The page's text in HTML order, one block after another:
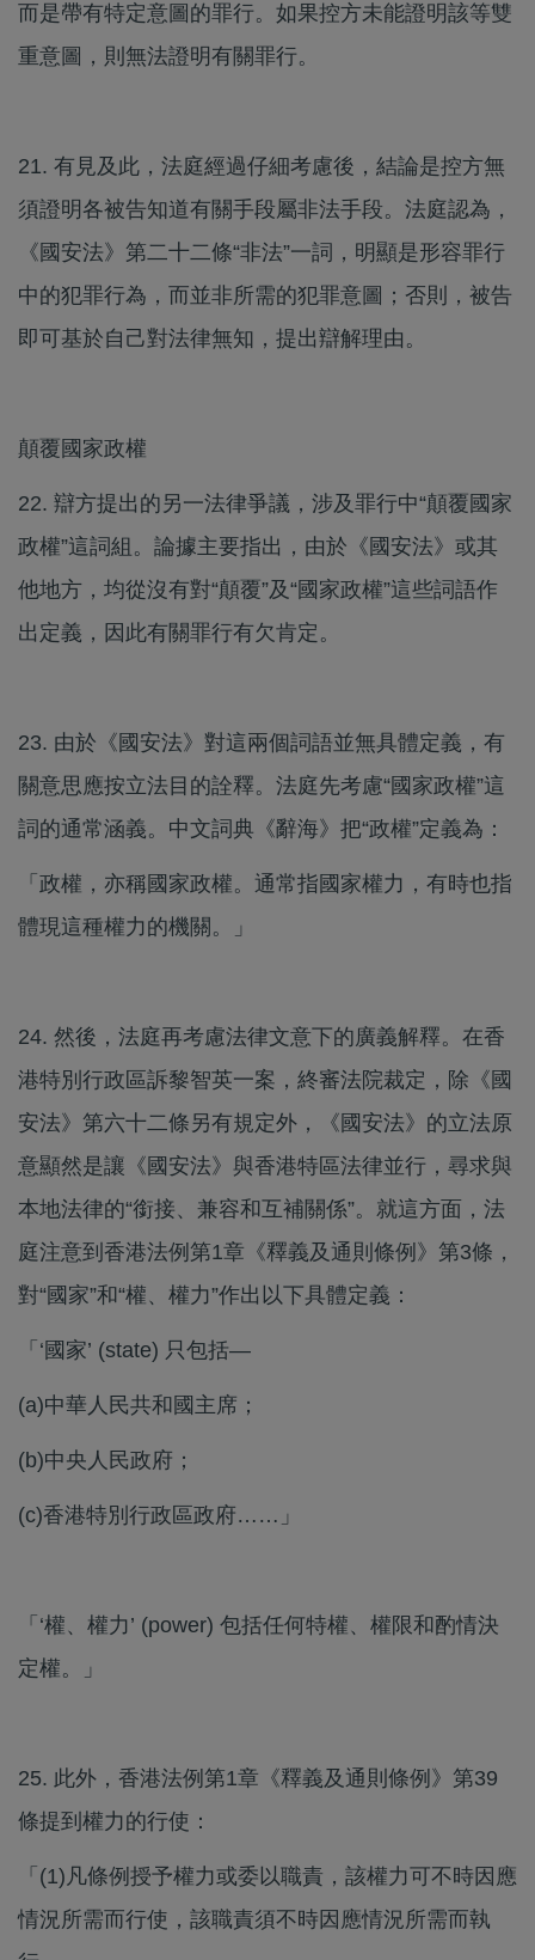
而是帶有特定意圖的罪行。如果控方未能證明該等雙
重意圖，則無法證明有關罪行。
21. 有見及此，法庭經過仔細考慮後，結論是控方無
須證明各被告知道有關手段屬非法手段。法庭認為，
《國安法》第二十二條“非法”一詞，明顯是形容罪行
中的犯罪行為，而並非所需的犯罪意圖；否則，被告
即可基於自己對法律無知，提出辯解理由。
顛覆國家政權
22. 辯方提出的另一法律爭議，涉及罪行中“顛覆國家
政權”這詞組。論據主要指出，由於《國安法》或其
他地方，均從沒有對“顛覆”及“國家政權”這些詞語作
出定義，因此有關罪行有欠肯定。
23. 由於《國安法》對這兩個詞語並無具體定義，有
關意思應按立法目的詮釋。法庭先考慮“國家政權”這
詞的通常涵義。中文詞典《辭海》把“政權”定義為：
「政權，亦稱國家政權。通常指國家權力，有時也指
體現這種權力的機關。」
24. 然後，法庭再考慮法律文意下的廣義解釋。在香
港特別行政區訴黎智英一案，終審法院裁定，除《國
安法》第六十二條另有規定外，《國安法》的立法原
意顯然是讓《國安法》與香港特區法律並行，尋求與
本地法律的“銜接、兼容和互補關係”。就這方面，法
庭注意到香港法例第1章《釋義及通則條例》第3條，
對“國家”和“權、權力”作出以下具體定義：
「‘國家’ (state) 只包括—
(a)​中華人民共和國主席；
(b)​中央人民政府；
(c)​香港特別行政區政府……」
「‘權、權力’ (power) 包括任何特權、權限和酌情決
定權。」
25. 此外，香港法例第1章《釋義及通則條例》第39
條提到權力的行使：
「(1)​凡條例授予權力或委以職責，該權力可不時因應
情況所需而行使，該職責須不時因應情況所需而執